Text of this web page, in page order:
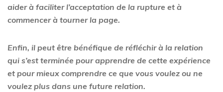
aider à faciliter l’acceptation de la rupture et à
commencer à tourner la page.
Enfin, il peut être bénéfique de réfléchir à la relation
qui s’est terminée pour apprendre de cette expérience
et pour mieux comprendre ce que vous voulez ou ne
voulez plus dans une future relation.